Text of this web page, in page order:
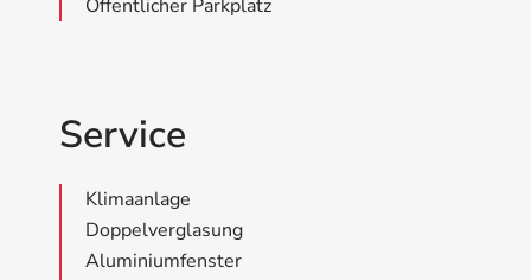
Öffentlicher Parkplatz
Service
Klimaanlage
Doppelverglasung
Aluminiumfenster